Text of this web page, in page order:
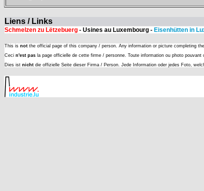
Liens / Links
Schmelzen zu Lëtzebuerg - Usines au Luxembourg - Eisenhütten in
This is not the official page of this company / person. Any information or picture completing
Ceci n'est pas la page officielle de cette firme / personne. Toute information ou photo
Dies ist nicht die offizielle Seite dieser Firma / Person. Jede Information oder jedes Foto,